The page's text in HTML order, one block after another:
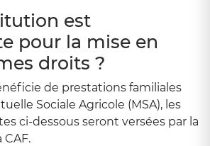
est
pour la mise en
droits ?
de prestations familiales
Sociale Agricole (MSA), les
ci-dessous seront versées par la
CAF.